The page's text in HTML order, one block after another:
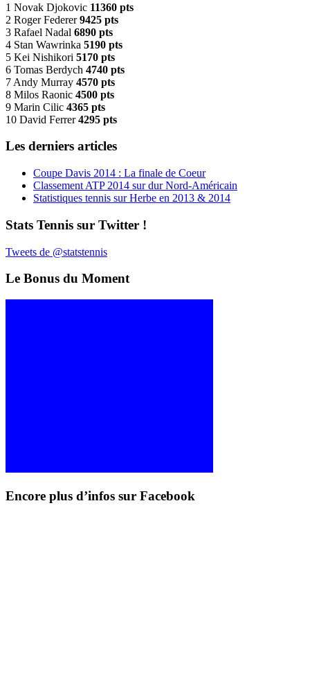
1 Novak Djokovic 11360 pts
2 Roger Federer9425 pts
3 Rafael Nadal 6890 pts
4 Stan Wawrinka 5190 pts
5 Kei Nishikori 5170 pts
6 Tomas Berdych 4740 pts
7 Andy Murray 4570 pts
8 Milos Raonic 4500 pts
9 Marin Cilic 4365 pts
10 David Ferrer4295 pts
Les derniers articles
Coupe Davis 2014 : La finale de Coeur
Classement ATP 2014 sur dur Nord-Américain
Statistiques tennis sur Herbe en 2013 & 2014
Stats Tennis sur Twitter !
Tweets de @statstennis
Le Bonus du Moment
Encore plus d’infos sur Facebook